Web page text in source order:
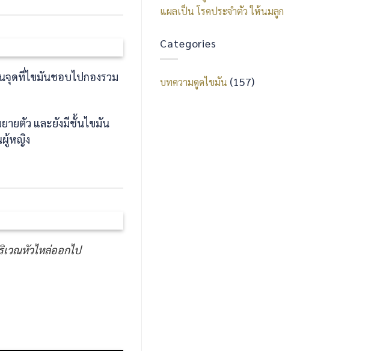
จุดที่ไขมันชอบไปกองรวม
ายตัว และยังมีชั้นไขมัน
ผู้หญิง
วณหัวไหล่ออกไป
แผลเป็น โรคประจำตัว ให้นมลูก
Categories
บทความดูดไขมัน (157)